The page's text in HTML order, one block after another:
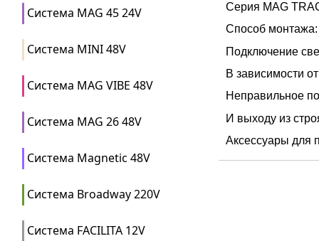
Система MAG 45 24V
Система MINI 48V
Система MAG VIBE 48V
Система MAG 26 48V
Система Magnetic 48V
Система Broadway 220V
Система FACILITA 12V
Серия MAG
Способ
Подключение
В зависимости
Неправильное
И выходу из
Аксессуары для